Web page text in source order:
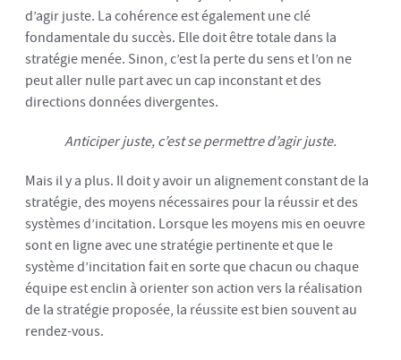
d’agir juste. La cohérence est également une clé
fondamentale du succès. Elle doit être totale dans la
stratégie menée. Sinon, c’est la perte du sens et l’on ne
peut aller nulle part avec un cap inconstant et des
directions données divergentes.
Anticiper juste, c’est se permettre d’agir juste.
Mais il y a plus. Il doit y avoir un alignement constant de la
stratégie, des moyens nécessaires pour la réussir et des
systèmes d’incitation. Lorsque les moyens mis en oeuvre
sont en ligne avec une stratégie pertinente et que le
système d’incitation fait en sorte que chacun ou chaque
équipe est enclin à orienter son action vers la réalisation
de la stratégie proposée, la réussite est bien souvent au
rendez-vous.